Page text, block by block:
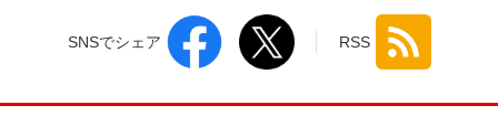
SNSでシェア RSS